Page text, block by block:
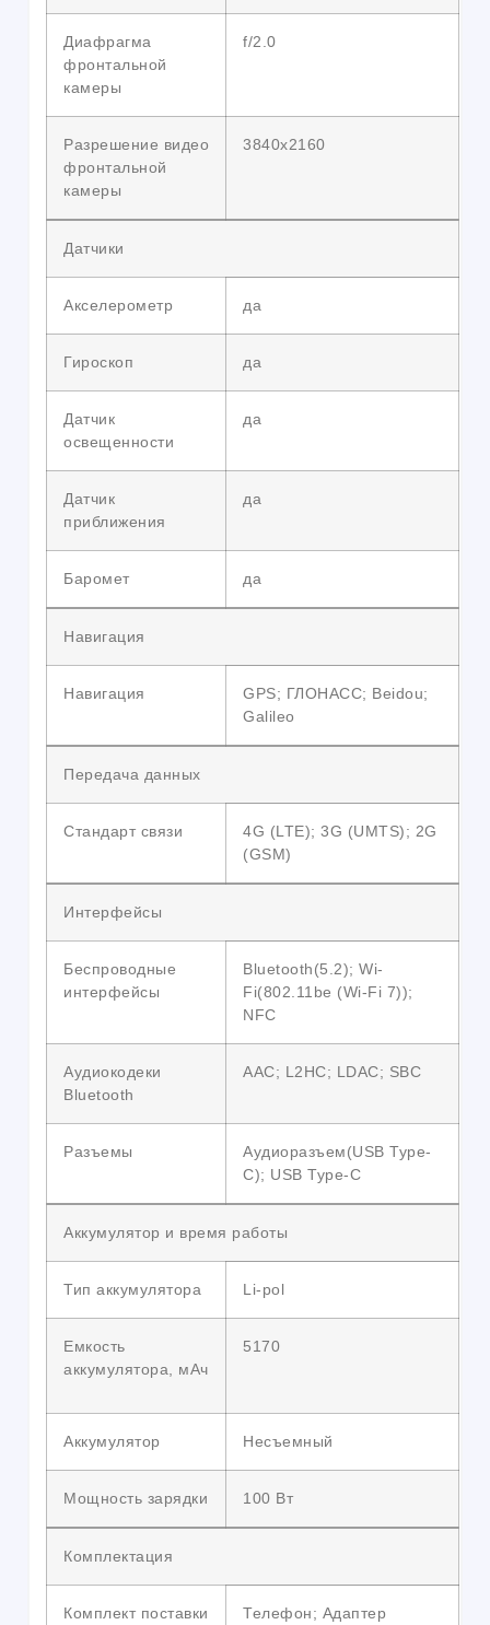
Диафрагма
фронтальной
камеры
f/2.0
Разрешение видео
фронтальной
камеры
3840х2160
Датчики
Акселерометр да
Гироскоп да
Датчик
освещенности
да
Датчик
приближения
да
Баромет да
Навигация
Навигация
GPS; ГЛОНАСС; Beidou;
Galileo
Передача данных
Стандарт связи
4G (LTE); 3G (UMTS); 2G
(GSM)
Интерфейсы
Беспроводные
интерфейсы
Bluetooth(5.2); Wi-
Fi(802.11be (Wi-Fi 7));
NFC
Аудиокодеки
Bluetooth
AAC; L2HC; LDAC; SBC
Разъемы
Аудиоразъем(USB Type-
C); USB Type-C
Аккумулятор и время работы
Тип аккумулятора Li-pol
Емкость
аккумулятора, мАч
5170
Аккумулятор Несъемный
Мощность зарядки 100 Вт
Комплектация
Комплект поставки Телефон; Адаптер